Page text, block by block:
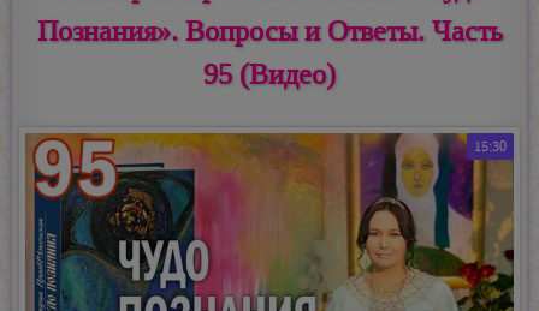
Познания». Вопросы и Ответы. Часть
95 (Видео)
15:30